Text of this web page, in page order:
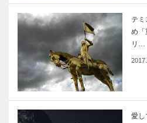
テミ
め「
リ…
愛し